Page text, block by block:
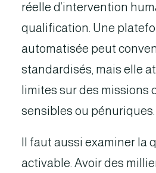
réelle d’intervention
qualification. Une
automatisée peut
standardisés, mais elle
limites sur des missions
sensibles ou pénuriques.
Il faut aussi examiner la
activable. Avoir des